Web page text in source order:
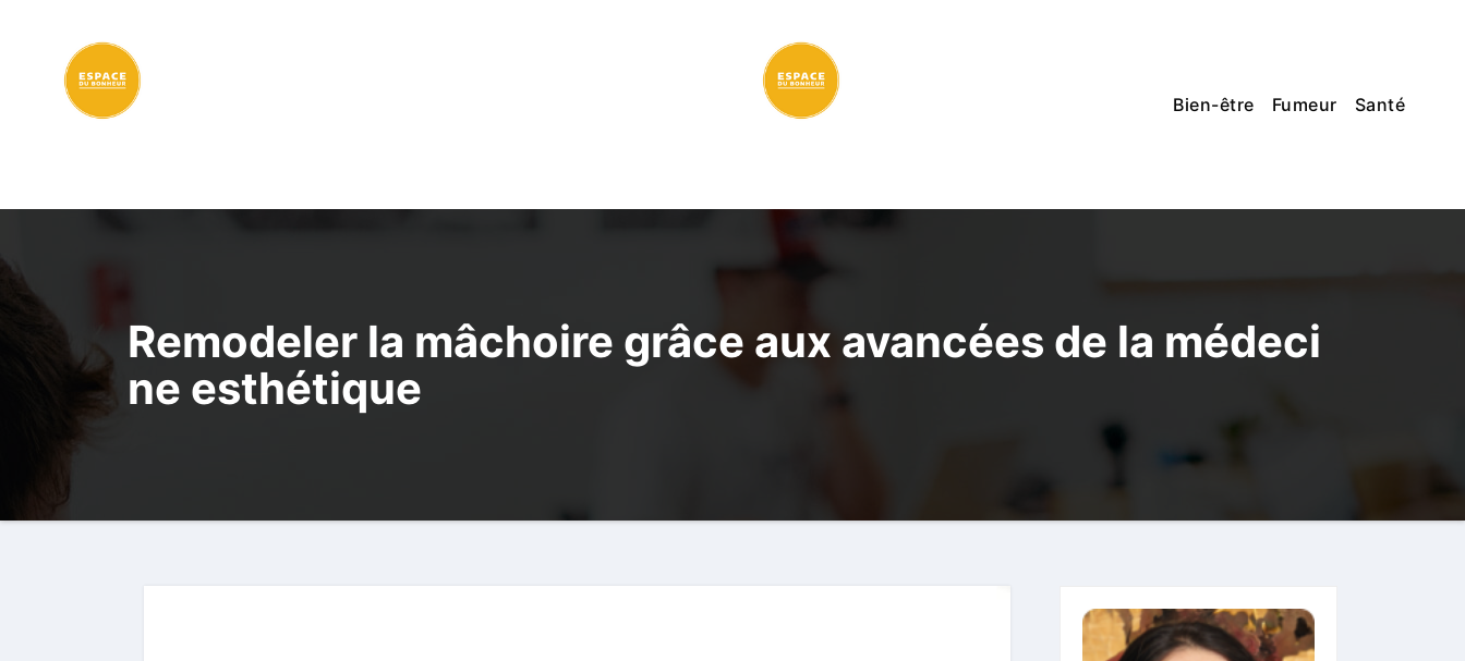
Bien-être
Fumeur Santé
Remodeler la mâchoire grâce aux avancées de la médeci
ne esthétique